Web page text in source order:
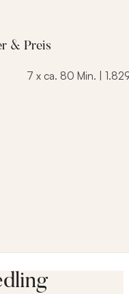
& Preis
7 x ca. 80 Min. |